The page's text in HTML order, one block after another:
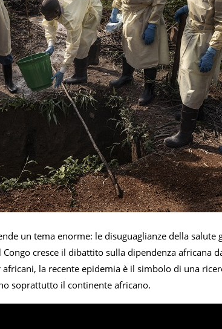
un tema enorme: le disuguaglianze della
Congo cresce il dibattito sulla dipendenza africana
la recente epidemia è il simbolo di una
soprattutto il continente africano.